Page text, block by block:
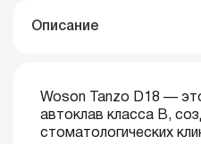
Описание
Woson Tanzo D18 —
автоклав класса B,
стоматологических